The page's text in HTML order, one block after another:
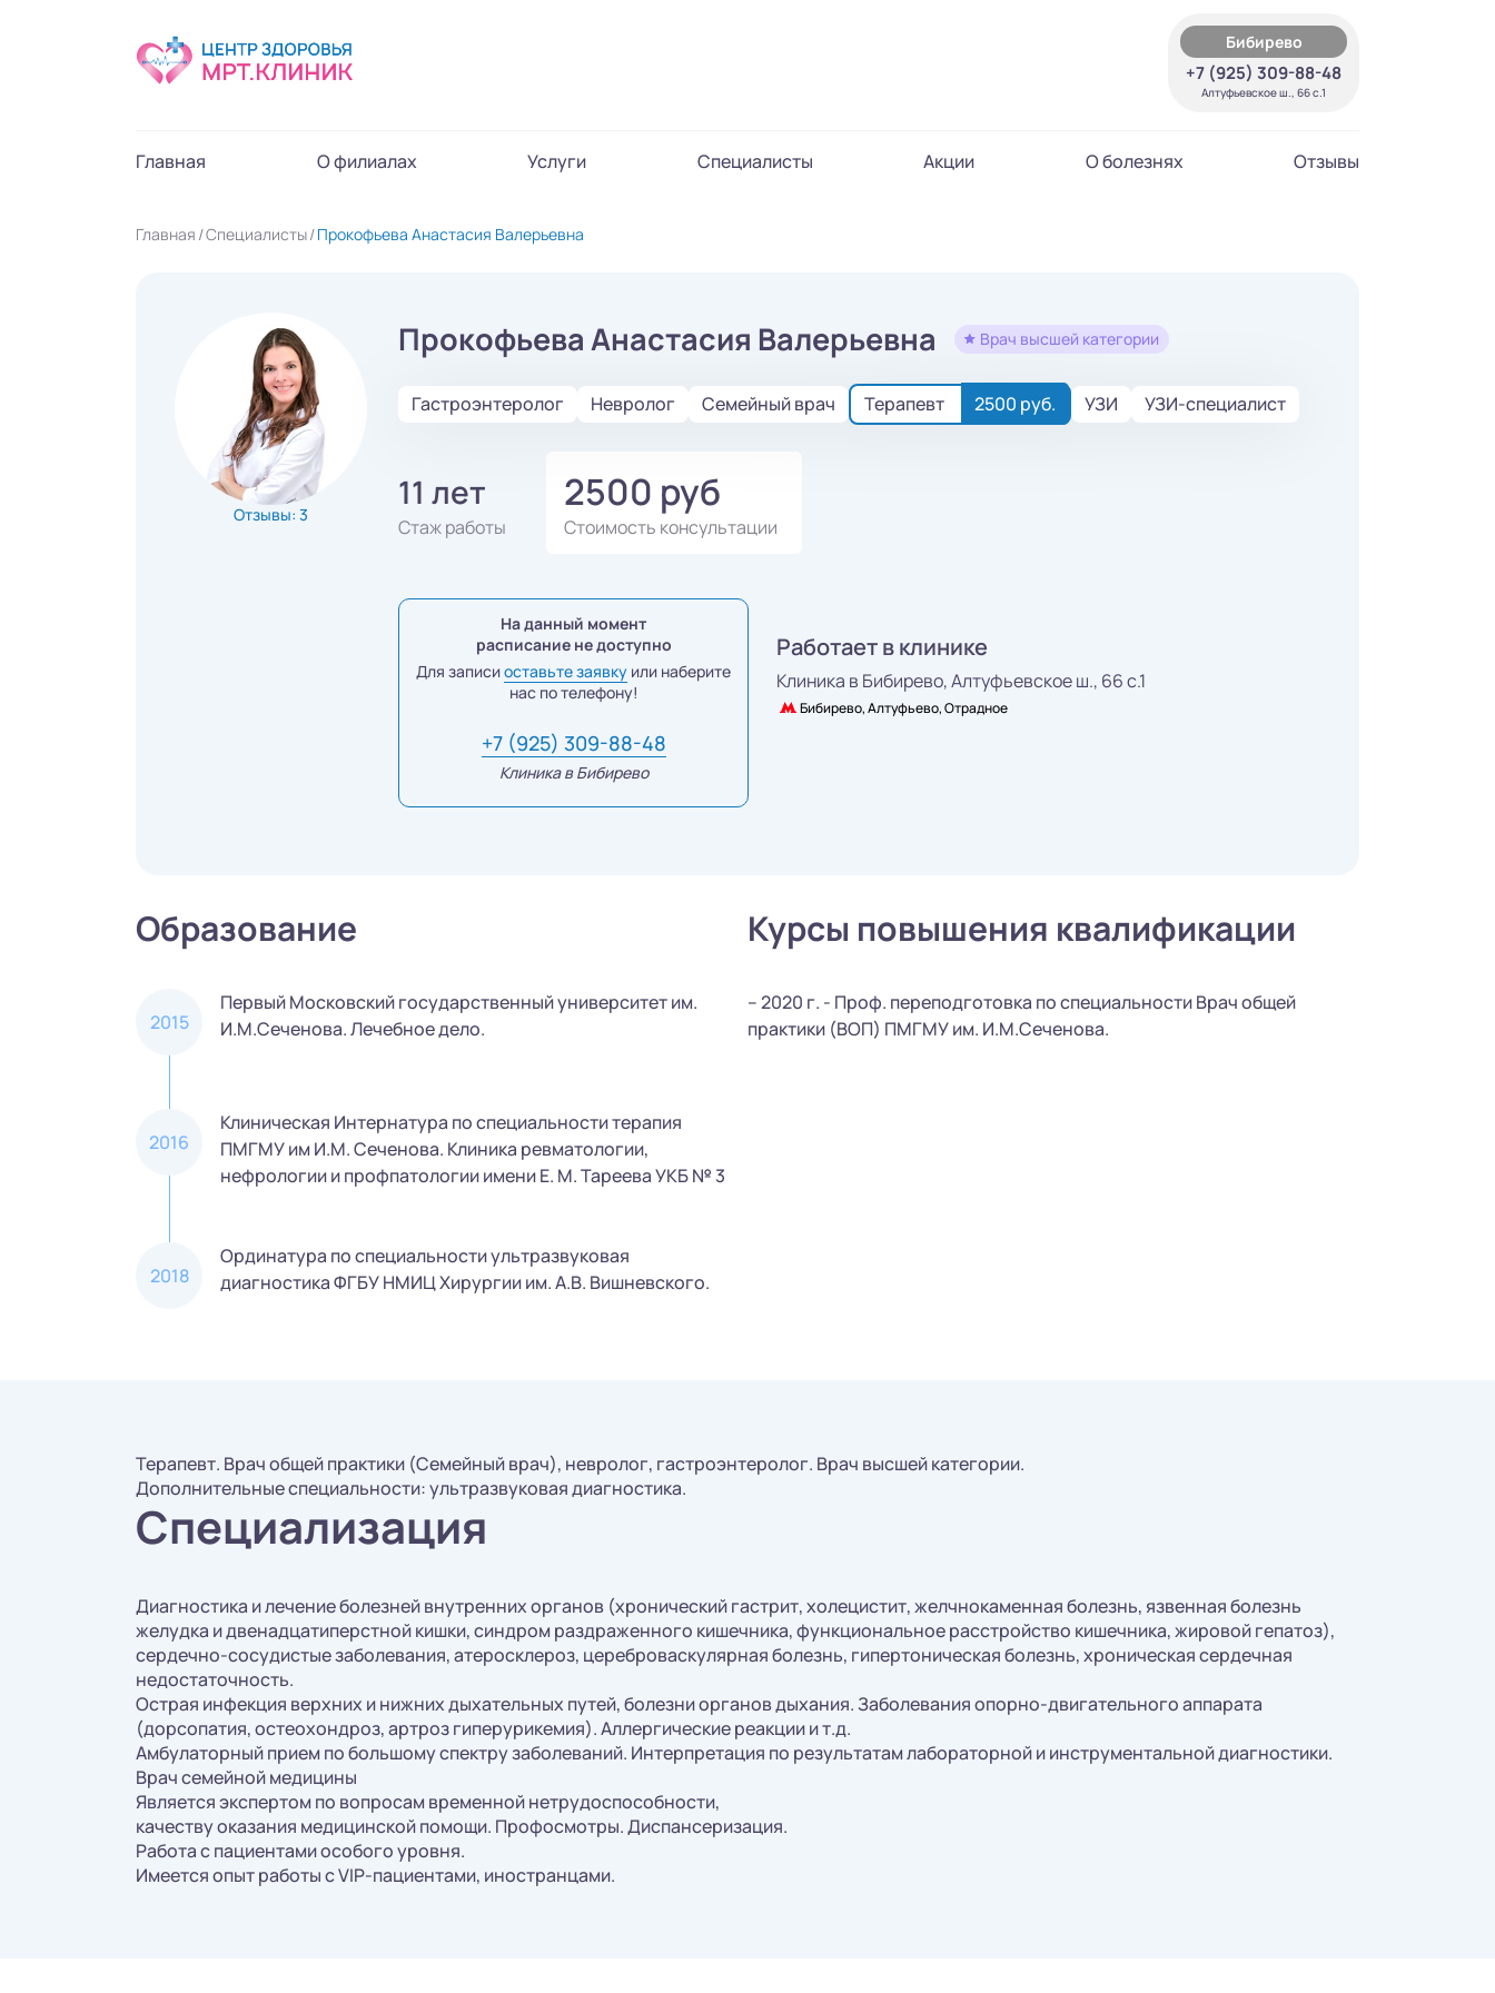
Бибирево
+7 (925) 309-88-48
Алтуфьевское ш., 66 с.1
Главная О филиалах Услуги Специалисты Акции О болезнях Отзывы
Главная Специалисты Прокофьева Анастасия Валерьевна
Отзывы: 3
Прокофьева Анастасия Валерьевна Врач высшей категории
Гастроэнтеролог Невролог Семейный врач Терапевт 2500 руб. УЗИ УЗИ-специалист
11 лет
Стаж работы
2500 руб
Стоимость консультации
На данный момент
расписание не доступно
Для записиоставьте заявку или наберите
нас по телефону!
+7 (925) 309-88-48
Клиника в Бибирево
Работает в клинике
Клиника в Бибирево,Алтуфьевское ш., 66 с.1
Бибирево, Алтуфьево, Отрадное
Образование
2015
Первый Московский государственный университет им.
И.М.Сеченова. Лечебное дело.
2016
Клиническая Интернатура по специальности терапия
ПМГМУ им И.М. Сеченова. Клиника ревматологии,
нефрологии и профпатологии имени Е. М. Тареева УКБ № 3
2018
Ординатура по специальности ультразвуковая
диагностика ФГБУ НМИЦ Хирургии им. А.В. Вишневского.
Курсы повышения квалификации
– 2020 г. - Проф. переподготовка по специальности Врач общей
практики (ВОП) ПМГМУ им. И.М.Сеченова.
Терапевт. Врач общей практики (Семейный врач), невролог, гастроэнтеролог. Врач высшей категории.
Дополнительные специальности: ультразвуковая диагностика.
Специализация
Диагностика и лечение болезней внутренних органов (хронический гастрит, холецистит, желчнокаменная болезнь, язвенная болезнь
желудка и двенадцатиперстной кишки, синдром раздраженного кишечника, функциональное расстройство кишечника, жировой гепатоз),
сердечно-сосудистые заболевания, атеросклероз, цереброваскулярная болезнь, гипертоническая болезнь, хроническая сердечная
недостаточность.
Острая инфекция верхних и нижних дыхательных путей, болезни органов дыхания. Заболевания опорно-двигательного аппарата
(дорсопатия, остеохондроз, артроз гиперурикемия). Аллергические реакции и т.д.
Амбулаторный прием по большому спектру заболеваний. Интерпретация по результатам лабораторной и инструментальной диагностики.
Врач семейной медицины
Является экспертом по вопросам временной нетрудоспособности,
качеству оказания медицинской помощи. Профосмотры. Диспансеризация.
Работа с пациентами особого уровня.
Имеется опыт работы с VIP-пациентами, иностранцами.